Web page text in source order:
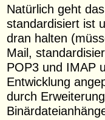
Natürlich geht
standardisiert ist
dran halten
Mail,
POP3 und IMAP
Entwicklung
durch